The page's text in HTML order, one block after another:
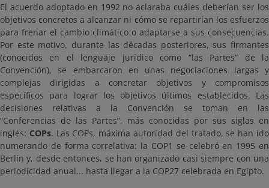
El acuerdo adoptado en 1992 no aclaraba cuáles deberían ser los
objetivos concretos a alcanzar ni cómo se repartirían los esfuerzos
para frenar el cambio climático o adaptarse a sus consecuencias.
Por este motivo, durante las décadas posteriores, sus firmantes
(conocidos en el lenguaje jurídico como “las Partes” de la
Convención), se embarcaron en unas negociaciones largas y
complejas dirigidas a concretar objetivos y compromisos
específicos para lograr los objetivos últimos establecidos. Las
decisiones relativas a la Convención se toman en las
“Conferencias de las Partes”, más conocidas por sus siglas en
inglés: COPs. Las COPs, máxima autoridad del tratado, se han ido
numerando de forma correlativa: la COP1 se celebró en 1995 en
Berlín y, desde entonces, se han organizado casi siempre con una
periodicidad anual... hasta llegar a la COP27 celebrada en Egipto.